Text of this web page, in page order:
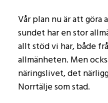
Vår plan nu är att
sundet har en stor
allt stöd vi har, både
allmänheten. Men
näringslivet, det
Norrtälje som stad.